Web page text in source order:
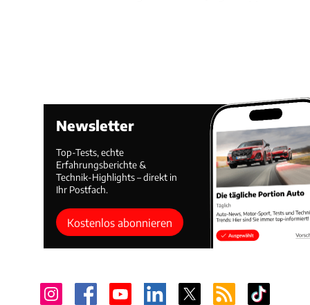
Newsletter
Top-Tests, echte
Erfahrungsberichte &
Technik-Highlights – direkt in
Ihr Postfach.
Kostenlos abonnieren